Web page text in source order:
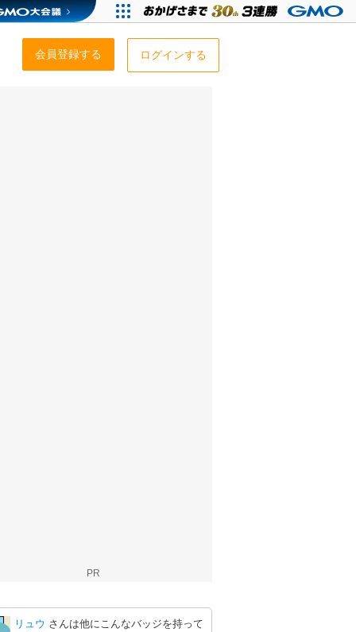
会員登録する ログインする
PR
リュウ さんは他にこんなバッジを持って